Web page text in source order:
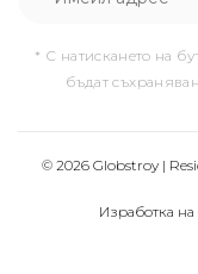
* С натискането на
бъдат
© 2026 Globstroy |
Изработка на